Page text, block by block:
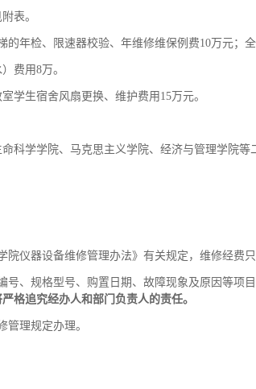
表。
年检、限速器校验、年维修维保例费10万元；
费用8万。
学生宿舍风扇更换、维护费用15万元。
科学学院、马克思主义学院、经济与管理学院等
仪器设备维修管理办法》有关规定，维修经费
、规格型号、购置日期、故障现象及原因等项
格追究经办人和部门负责人的责任。
管理规定办理。